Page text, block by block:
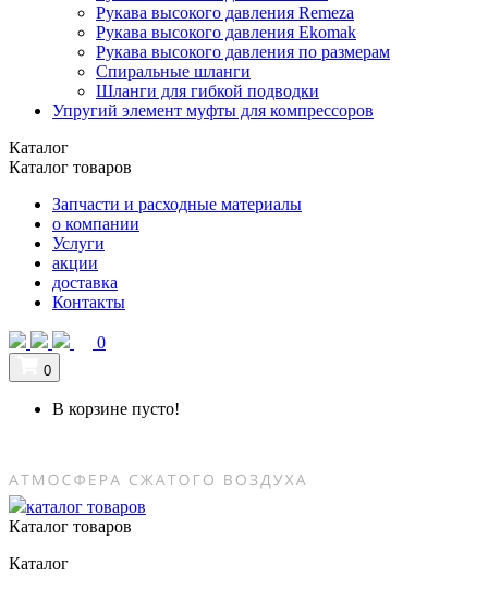
Рукава высокого давления Remeza
Рукава высокого давления Ekomak
Рукава высокого давления по размерам
Спиральные шланги
Шланги для гибкой подводки
Упругий элемент муфты для компрессоров
Каталог
Каталог товаров
Запчасти и расходные материалы
о компании
Услуги
акции
доставка
Контакты
0
0
В корзине пусто!
каталог товаров
Каталог товаров
Каталог